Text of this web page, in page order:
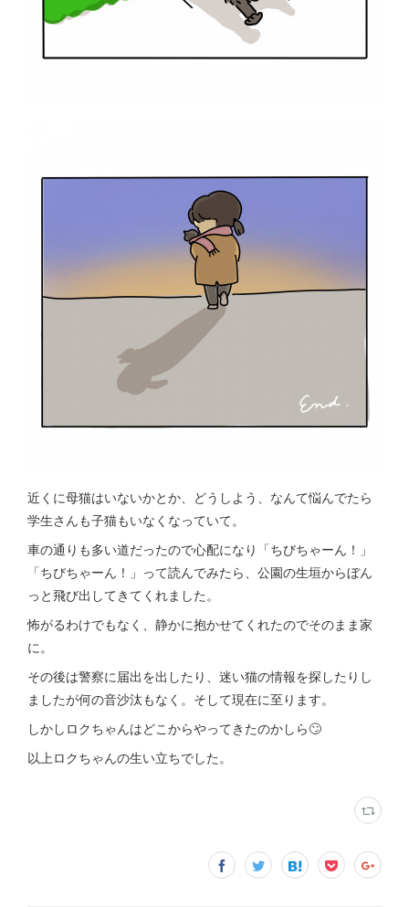
近くに母猫はいないかとか、どうしよう、なんて悩んでたら
学生さんも子猫もいなくなっていて。
車の通りも多い道だったので心配になり「ちびちゃーん！」
「ちびちゃーん！」って読んでみたら、公園の生垣からぼん
っと飛び出してきてくれました。
怖がるわけでもなく、静かに抱かせてくれたのでそのまま家
に。
その後は警察に届出を出したり、迷い猫の情報を探したりし
ましたが何の音沙汰もなく。そして現在に至ります。
しかしロクちゃんはどこからやってきたのかしら🙄
以上ロクちゃんの生い立ちでした。